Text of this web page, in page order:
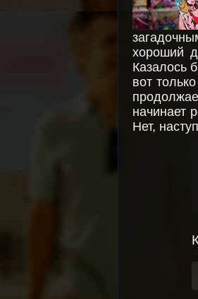
хороший
Казалось
вот
начинает
Нет,